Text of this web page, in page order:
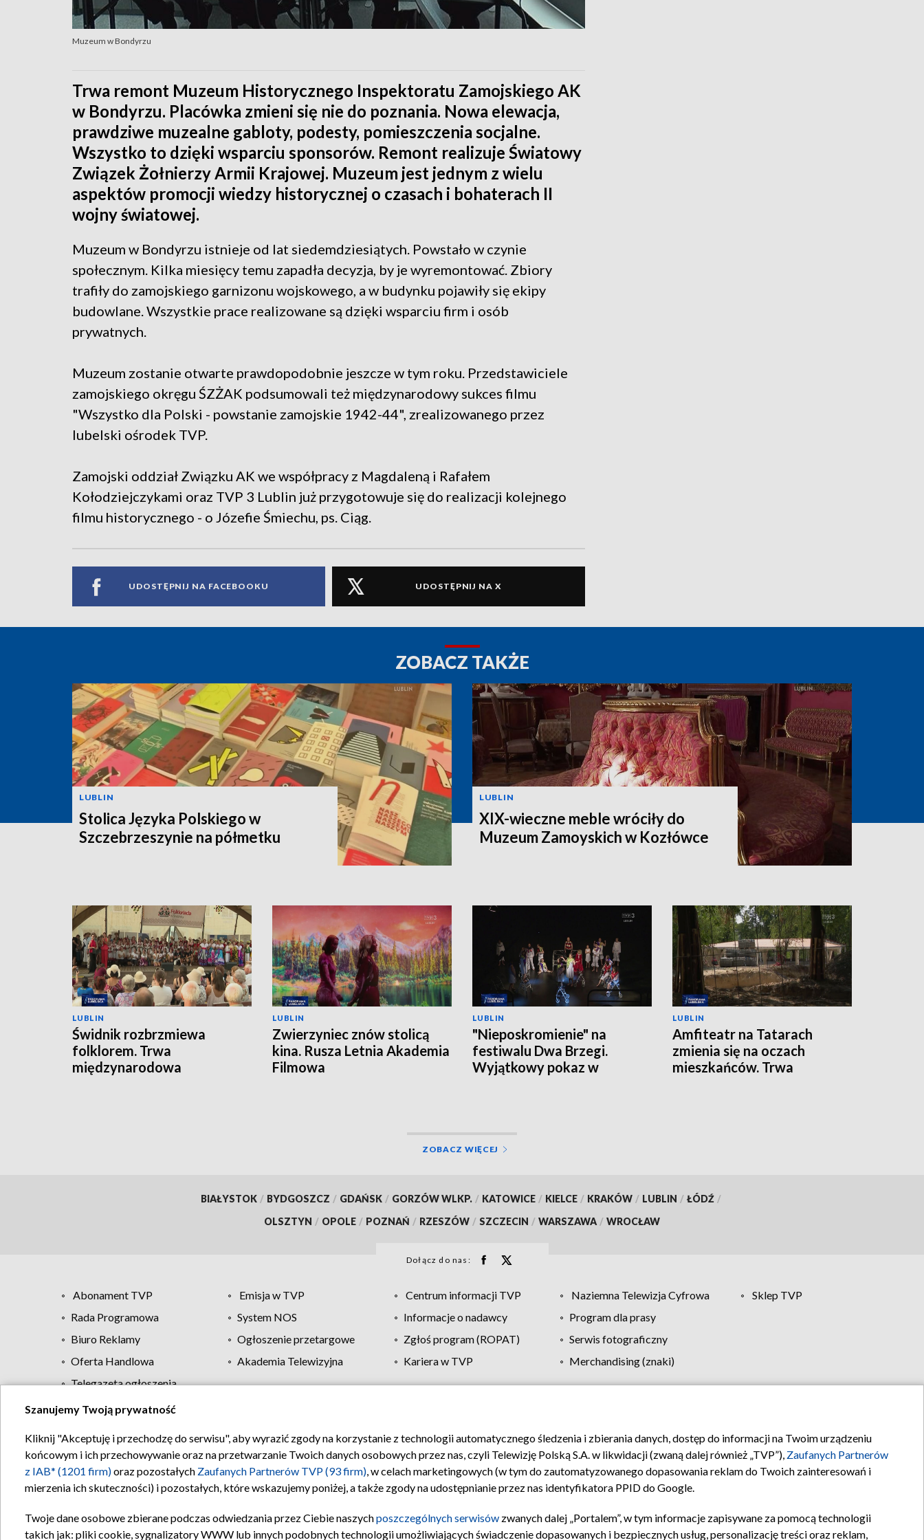
Muzeum w Bondyrzu
Trwa remont Muzeum Historycznego Inspektoratu Zamojskiego AK
w Bondyrzu. Placówka zmieni się nie do poznania. Nowa elewacja,
prawdziwe muzealne gabloty, podesty, pomieszczenia socjalne.
Wszystko to dzięki wsparciu sponsorów. Remont realizuje Światowy
Związek Żołnierzy Armii Krajowej. Muzeum jest jednym z wielu
aspektów promocji wiedzy historycznej o czasach i bohaterach II
wojny światowej.
Muzeum w Bondyrzu istnieje od lat siedemdziesiątych. Powstało w czynie
społecznym. Kilka miesięcy temu zapadła decyzja, by je wyremontować. Zbiory
trafiły do zamojskiego garnizonu wojskowego, a w budynku pojawiły się ekipy
budowlane. Wszystkie prace realizowane są dzięki wsparciu firm i osób
prywatnych.
Muzeum zostanie otwarte prawdopodobnie jeszcze w tym roku. Przedstawiciele
zamojskiego okręgu ŚZŻAK podsumowali też międzynarodowy sukces filmu
"Wszystko dla Polski - powstanie zamojskie 1942-44", zrealizowanego przez
lubelski ośrodek TVP.
Zamojski oddział Związku AK we współpracy z Magdaleną i Rafałem
Kołodziejczykami oraz TVP 3 Lublin już przygotowuje się do realizacji kolejnego
filmu historycznego - o Józefie Śmiechu, ps. Ciąg.
UDOSTĘPNIJ NA FACEBOOKU UDOSTĘPNIJ NA X
ZOBACZ TAKŻE
LUBLIN
Stolica Języka Polskiego w
Szczebrzeszynie na półmetku
LUBLIN
XIX-wieczne meble wróciły do
Muzeum Zamoyskich w Kozłówce
LUBLIN
Świdnik rozbrzmiewa
folklorem. Trwa
międzynarodowa
LUBLIN
Zwierzyniec znów stolicą
kina. Rusza Letnia Akademia
Filmowa
LUBLIN
"Nieposkromienie" na
festiwalu Dwa Brzegi.
Wyjątkowy pokaz w
LUBLIN
Amfiteatr na Tatarach
zmienia się na oczach
mieszkańców. Trwa
ZOBACZ WIĘCEJ
BIAŁYSTOK / BYDGOSZCZ / GDAŃSK / GORZÓW WLKP. / KATOWICE / KIELCE / KRAKÓW / LUBLIN / ŁÓDŹ /
OLSZTYN / OPOLE / POZNAŃ / RZESZÓW / SZCZECIN / WARSZAWA / WROCŁAW
Dołącz do nas:
Abonament TVP Emisja w TVP Centrum informacji TVP Naziemna Telewizja Cyfrowa
Sklep TVP
Rada Programowa
System NOS Informacje o nadawcy
Program dla prasy
Biuro Reklamy
Ogłoszenie przetargowe Zgłoś program (ROPAT)
Serwis fotograficzny
Oferta Handlowa
Akademia Telewizyjna Kariera w TVP
Merchandising (znaki)
Telegazeta ogłoszenia
Regulamin TVP Polityka prywatności Moje zgody Pomoc Biuro reklamy Kontakt
Szanujemy Twoją prywatność
Kliknij "Akceptuję i przechodzę do serwisu", aby wyrazić zgody na korzystanie z technologii automatycznego śledzenia i zbierania danych, dostęp do informacji na Twoim urządzeniu
końcowym i ich przechowywanie oraz na przetwarzanie Twoich danych osobowych przez nas, czyli Telewizję Polską S.A. w likwidacji (zwaną dalej również „TVP”), Zaufanych Partnerów
z IAB* (1201 firm)oraz pozostałych Zaufanych Partnerów TVP (93 firm), w celach marketingowych (w tym do zautomatyzowanego dopasowania reklam do Twoich zainteresowań i
mierzenia ich skuteczności) i pozostałych, które wskazujemy poniżej, a także zgody na udostępnianie przez nas identyfikatora PPID do Google.
Twoje dane osobowe zbierane podczas odwiedzania przez Ciebie naszychposzczególnych serwisów zwanych dalej „Portalem”, w tym informacje zapisywane za pomocą technologii
takich jak: pliki cookie, sygnalizatory WWW lub innych podobnych technologii umożliwiających świadczenie dopasowanych i bezpiecznych usług, personalizację treści oraz reklam,